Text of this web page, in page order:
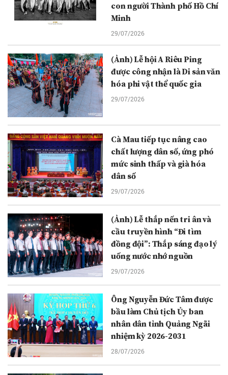
con người Thành phố Hồ Chí
Minh
29/07/2026
(Ảnh) Lễ hội A Riêu Ping
được công nhận là Di sản văn
hóa phi vật thể quốc gia
29/07/2026
Cà Mau tiếp tục nâng cao
chất lượng dân số, ứng phó
mức sinh thấp và già hóa
dân số
29/07/2026
(Ảnh) Lễ thắp nến tri ân và
cầu truyền hình “Đi tìm
đồng đội”: Thắp sáng đạo lý
uống nước nhớ nguồn
29/07/2026
Ông Nguyễn Đức Tâm được
bầu làm Chủ tịch Ủy ban
nhân dân tỉnh Quảng Ngãi
nhiệm kỳ 2026-2031
28/07/2026